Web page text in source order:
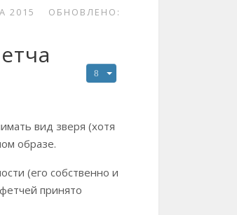
2015
ОБНОВЛЕНО:
вид зверя (хотя
образе.
(его собственно и
принято